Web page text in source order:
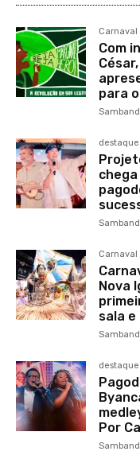
Carnaval
Com
para
destaque
Carnaval
Nova
sala
destaque
Por